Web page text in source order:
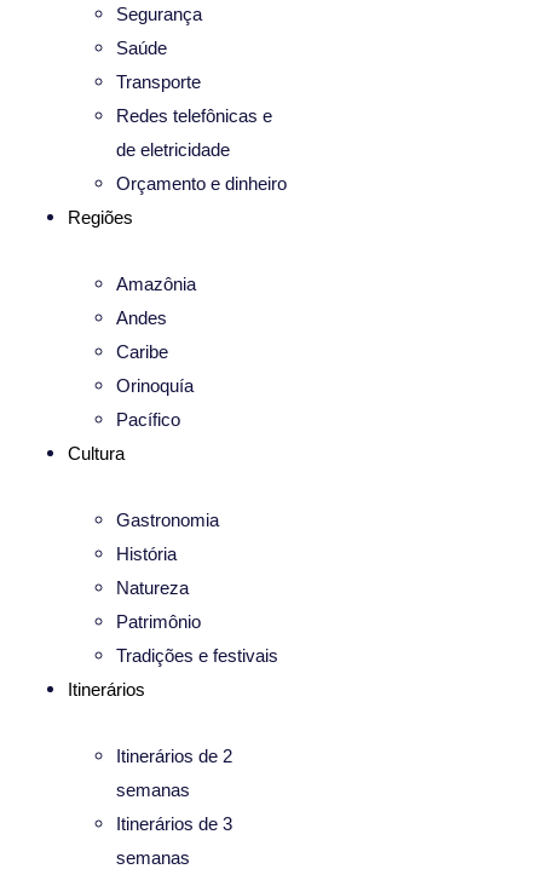
Segurança
Saúde
Transporte
Redes telefônicas e
de eletricidade
Orçamento e dinheiro
Regiões
Amazônia
Andes
Caribe
Orinoquía
Pacífico
Cultura
Gastronomia
História
Natureza
Patrimônio
Tradições e festivais
Itinerários
Itinerários de 2
semanas
Itinerários de 3
semanas